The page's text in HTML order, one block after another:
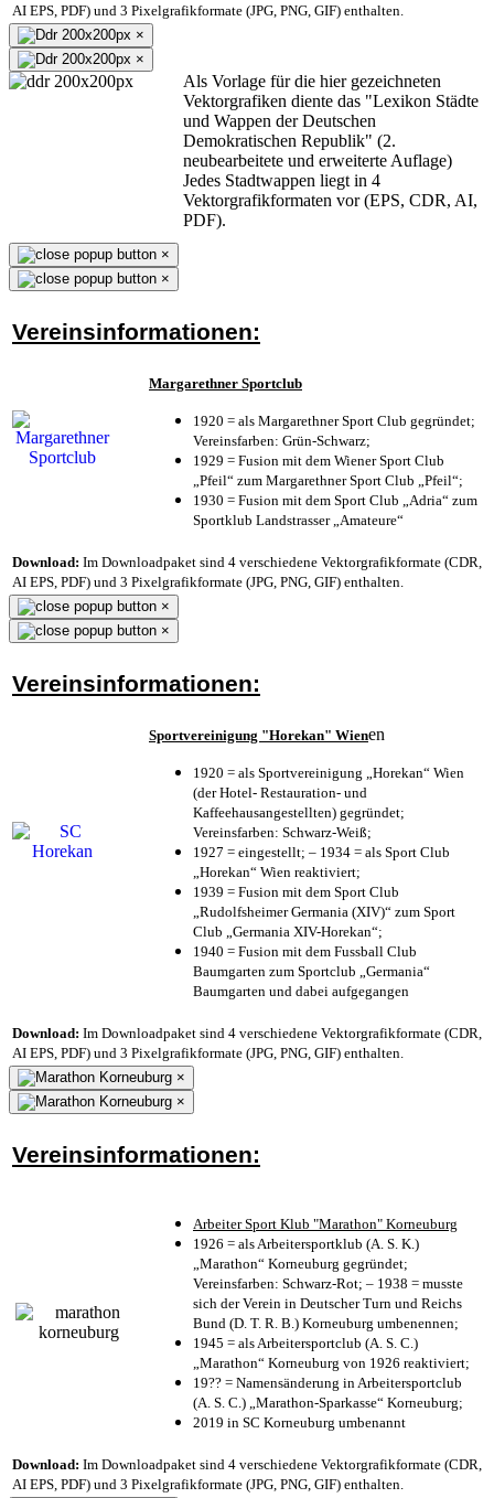
AI EPS, PDF) und 3 Pixelgrafikformate (JPG, PNG, GIF) enthalten.
×
×
Als Vorlage für die hier gezeichneten
Vektorgrafiken diente das "Lexikon Städte
und Wappen der Deutschen
Demokratischen Republik" (2.
neubearbeitete und erweiterte Auflage)
Jedes Stadtwappen liegt in 4
Vektorgrafikformaten vor (EPS, CDR, AI,
PDF).
×
×
Vereinsinformationen:
Margarethner Sportclub
1920 = als Margarethner Sport Club gegründet;
Vereinsfarben: Grün-Schwarz;
1929 = Fusion mit dem Wiener Sport Club
„Pfeil“ zum Margarethner Sport Club „Pfeil“;
1930 = Fusion mit dem Sport Club „Adria“ zum
Sportklub Landstrasser „Amateure“
Download: Im Downloadpaket sind 4 verschiedene Vektorgrafikformate (CDR,
AI EPS, PDF) und 3 Pixelgrafikformate (JPG, PNG, GIF) enthalten.
×
×
Vereinsinformationen:
Sportvereinigung "Horekan" Wienen
1920 = als Sportvereinigung „Horekan“ Wien
(der Hotel- Restauration- und
Kaffeehausangestellten) gegründet;
Vereinsfarben: Schwarz-Weiß;
1927 = eingestellt; – 1934 = als Sport Club
„Horekan“ Wien reaktiviert;
1939 = Fusion mit dem Sport Club
„Rudolfsheimer Germania (XIV)“ zum Sport
Club „Germania XIV-Horekan“;
1940 = Fusion mit dem Fussball Club
Baumgarten zum Sportclub „Germania“
Baumgarten und dabei aufgegangen
Download: Im Downloadpaket sind 4 verschiedene Vektorgrafikformate (CDR,
AI EPS, PDF) und 3 Pixelgrafikformate (JPG, PNG, GIF) enthalten.
×
×
Vereinsinformationen:
Arbeiter Sport Klub "Marathon" Korneuburg
1926 = als Arbeitersportklub (A. S. K.)
„Marathon“ Korneuburg gegründet;
Vereinsfarben: Schwarz-Rot; – 1938 = musste
sich der Verein in Deutscher Turn und Reichs
Bund (D. T. R. B.) Korneuburg umbenennen;
1945 = als Arbeitersportclub (A. S. C.)
„Marathon“ Korneuburg von 1926 reaktiviert;
19?? = Namensänderung in Arbeitersportclub
(A. S. C.) „Marathon-Sparkasse“ Korneuburg;
2019 in SC Korneuburg umbenannt
Download: Im Downloadpaket sind 4 verschiedene Vektorgrafikformate (CDR,
AI EPS, PDF) und 3 Pixelgrafikformate (JPG, PNG, GIF) enthalten.